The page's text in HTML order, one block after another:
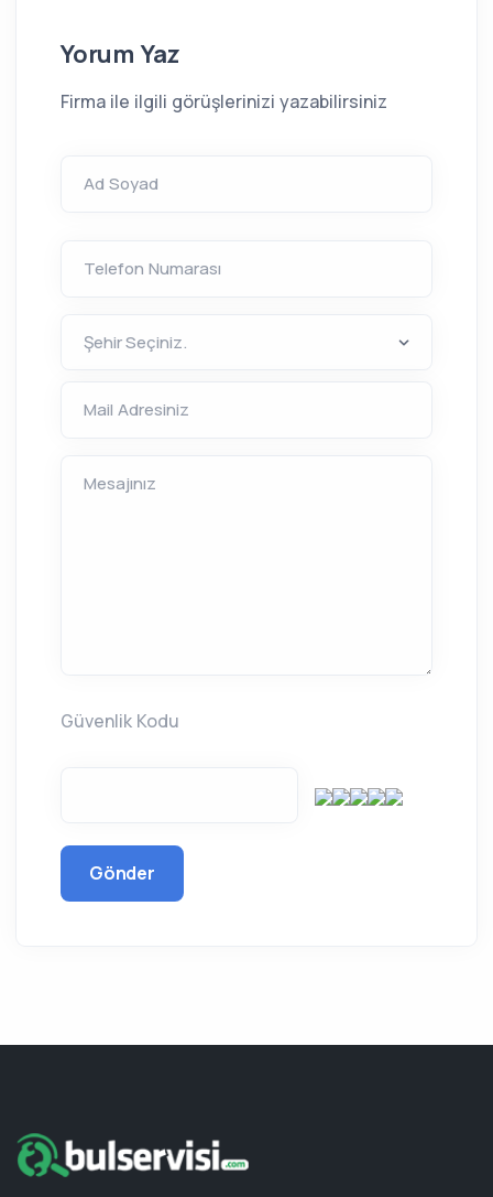
Yorum Yaz
Firma ile ilgili görüşlerinizi yazabilirsiniz
Ad Soyad
Telefon Numarası
Mail Adresiniz
Mesajınız
Güvenlik Kodu
Gönder